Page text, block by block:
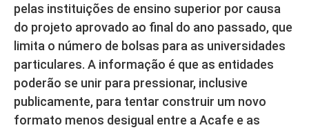
pelas instituições de ensino superior por causa
do projeto aprovado ao final do ano passado, que
limita o número de bolsas para as universidades
particulares. A informação é que as entidades
poderão se unir para pressionar, inclusive
publicamente, para tentar construir um novo
formato menos desigual entre a Acafe e as